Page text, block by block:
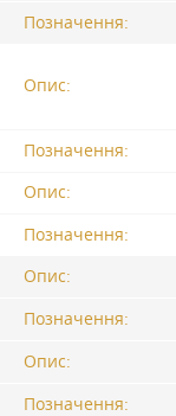
Позначення:
Опис:
Позначення:
Опис:
Позначення:
Опис:
Позначення:
Опис:
Позначення: